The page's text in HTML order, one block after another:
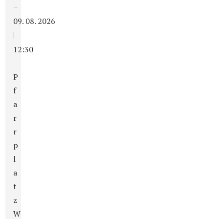
–
09. 08. 2026
|
12:30
P
f
a
r
r
p
l
a
t
z
W